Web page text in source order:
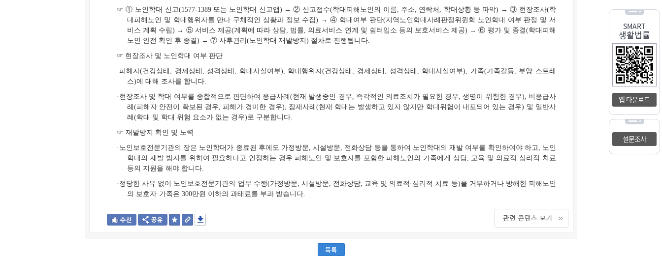
SMART
생활법률
앱 다운로드
설문조사
☞ ① 노인학대 신고(1577-1389 또는 노인학대 신고앱) → ② 신고접수(학대피해노인의 이름, 주소, 연락처, 학대상황 등 파악) → ③ 현장조사(학
대피해노인 및 학대행위자를 만나 구체적인 상황과 정보 수집) → ④ 학대여부 판단(지역노인학대사례판정위원회 노인학대 여부 판정 및 서
비스 계획 수립) → ⑤ 서비스 제공(계획에 따라 상담, 법률, 의료서비스 연계 및 쉼터입소 등의 보호서비스 제공) → ⑥ 평가 및 종결(학대피해
노인 안전 확인 후 종결) → ⑦ 사후관리(노인학대 재발방지) 절차로 진행됩니다.
☞ 현장조사 및 노인학대 여부 판단
·피해자(건강상태, 경제상태, 성격상태, 학대사실여부), 학대행위자(건강상태, 경제상태, 성격상태, 학대사실여부), 가족(가족갈등, 부양 스트레
스)에 대해 조사를 합니다.
·현장조사 및 학대 여부를 종합적으로 판단하여 응급사례(현재 발생중인 경우, 즉각적인 의료조치가 필요한 경우, 생명이 위험한 경우), 비응급사
례(피해자 안전이 확보된 경우, 피해가 경미한 경우), 잠재사례(현재 학대는 발생하고 있지 않지만 학대위험이 내포되어 있는 경우) 및 일반사
례(학대 및 학대 위험 요소가 없는 경우)로 구분합니다.
☞ 재발방지 확인 및 노력
·노인보호전문기관의 장은 노인학대가 종료된 후에도 가정방문, 시설방문, 전화상담 등을 통하여 노인학대의 재발 여부를 확인하여야 하고, 노인
학대의 재발 방지를 위하여 필요하다고 인정하는 경우 피해노인 및 보호자를 포함한 피해노인의 가족에게 상담, 교육 및 의료적·심리적 치료
등의 지원을 해야 합니다.
·정당한 사유 없이 노인보호전문기관의 업무 수행(가정방문, 시설방문, 전화상담, 교육 및 의료적·심리적 치료 등)을 거부하거나 방해한 피해노인
의 보호자·가족은 300만원 이하의 과태료를 부과 받습니다.
목록